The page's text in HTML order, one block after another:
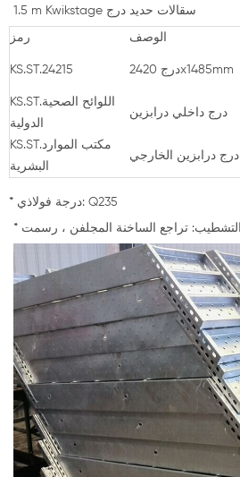
1.5 m Kwikstage سقالات حديد درج
رمز الوصف
KS.ST.24215 درج 2420x1485mm
KS.ST.اللوائح الصحية
الدولية
درج داخلي درابزين
KS.ST.مكتب الموارد
البشرية
درج درابزين الخارجي
* درجة فولاذي: Q235